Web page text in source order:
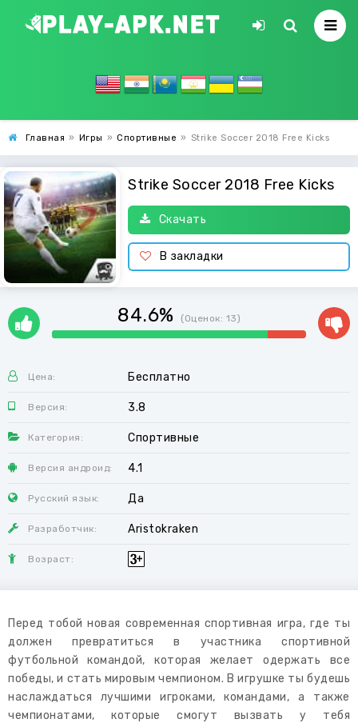
Главная » Игры » Спортивные » Strike Soccer 2018 Free Kicks
Strike Soccer 2018 Free Kicks
Скачать
В закладки
84.6% (Оценок: 13)
Цена: Бесплатно
Версия: 3.8
Категория: Спортивные
Версия андроид: 4.1
Русский язык: Да
Разработчик: Aristokraken
Возраст:
Перед тобой новая современная спортивная игра, где ты
должен превратиться в участника спортивной
футбольной командой, которая желает одержать все
победы, и стать мировым чемпионом. В игрушке ты будешь
наслаждаться лучшими игроками, командами, а также
чемпионатами, которые смогут вызвать у тебя